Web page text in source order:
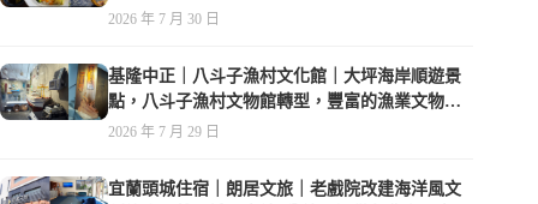
2026 年 7 月 30 日
基隆中正｜八斗子漁村文化館｜大坪海岸順遊景
點，八斗子漁村文物館轉型，豐富的漁業文物，
值得走訪
2026 年 7 月 29 日
宜蘭頭城住宿｜朗居文旅｜老戲院改建海洋風文